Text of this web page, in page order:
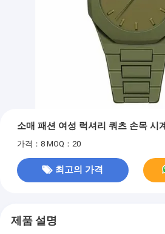
소매 패션 여성 럭셔리 쿼츠 손목 시계
가격：8 MOQ：20
최고의 가격
제품 설명